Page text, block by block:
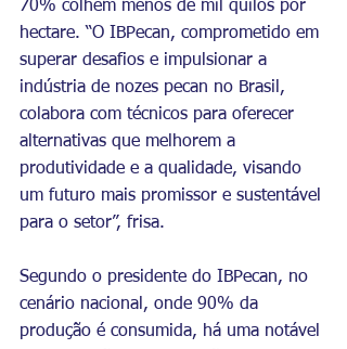
70% colhem menos de mil quilos por
hectare. “O IBPecan, comprometido em
superar desafios e impulsionar a
indústria de nozes pecan no Brasil,
colabora com técnicos para oferecer
alternativas que melhorem a
produtividade e a qualidade, visando
um futuro mais promissor e sustentável
para o setor”, frisa.
Segundo o presidente do IBPecan, no
cenário nacional, onde 90% da
produção é consumida, há uma notável